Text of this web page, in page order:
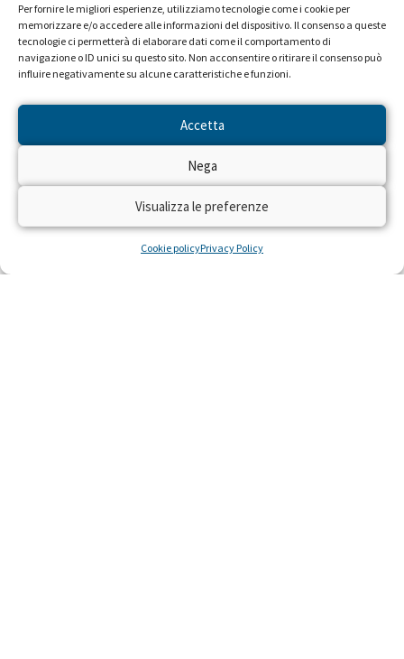
Per fornire le migliori esperienze, utilizziamo tecnologie come i cookie per
memorizzare e/o accedere alle informazioni del dispositivo. Il consenso a queste
tecnologie ci permetterà di elaborare dati come il comportamento di
navigazione o ID unici su questo sito. Non acconsentire o ritirare il consenso può
influire negativamente su alcune caratteristiche e funzioni.
Accetta
Nega
Visualizza le preferenze
Cookie policyPrivacy Policy